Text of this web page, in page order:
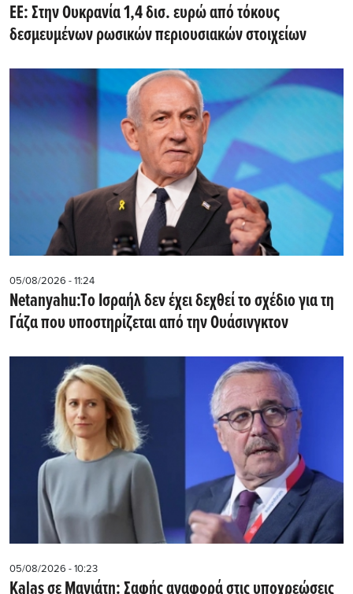
ΕΕ: Στην Ουκρανία 1,4 δισ. ευρώ από τόκους
δεσμευμένων ρωσικών περιουσιακών στοιχείων
05/08/2026 - 11:24
Netanyahu:Tο Ισραήλ δεν έχει δεχθεί το σχέδιο για τη
Γάζα που υποστηρίζεται από την Ουάσινγκτον
05/08/2026 - 10:23